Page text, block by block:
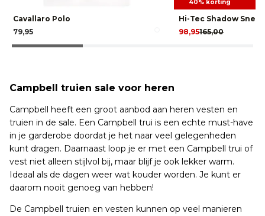
Cavallaro Polo
79,95
40% korting
Hi-Tec Shadow
165,00
98,95
Campbell truien sale voor heren
Campbell heeft een groot aanbod aan heren vesten en
truien in de sale. Een Campbell trui is een echte must-have
in je garderobe doordat je het naar veel gelegenheden
kunt dragen. Daarnaast loop je er met een Campbell trui of
vest niet alleen stijlvol bij, maar blijf je ook lekker warm.
Ideaal als de dagen weer wat kouder worden. Je kunt er
daarom nooit genoeg van hebben!
De Campbell truien en vesten kunnen op veel manieren